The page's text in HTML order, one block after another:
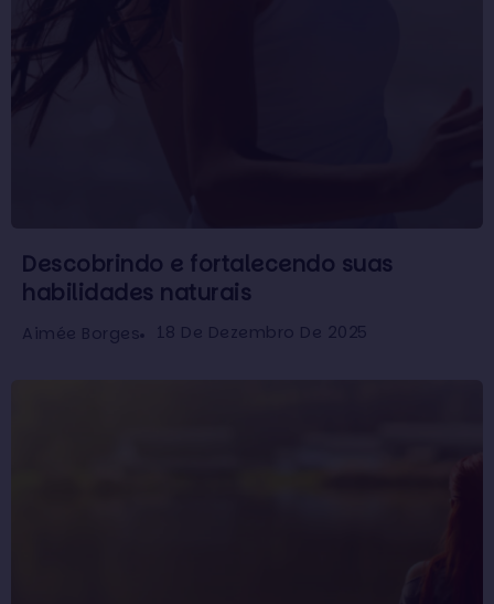
Descobrindo e fortalecendo suas
habilidades naturais
Aimée Borges 18 De Dezembro De 2025